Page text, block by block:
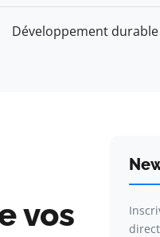
Développement durable
vos